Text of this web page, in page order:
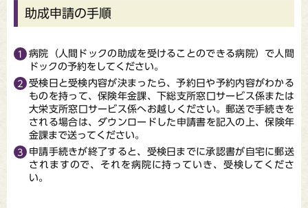
助成申請の手順
病院（人間ドックの助成を受けることのできる病院）で人間
ドックの予約をしてください。
受検日と受検内容が決まったら、予約日や予約内容がわかる
ものを持って、保険年金課、下総支所窓口サービス係または
大栄支所窓口サービス係へお越しください。郵送で手続きを
される場合は、ダウンロードした申請書を記入の上、保険年
金課まで送ってください。
申請手続きが終了すると、受検日までに承認書が自宅に郵送
されますので、それを病院に持っていき、受検してくださ
い。